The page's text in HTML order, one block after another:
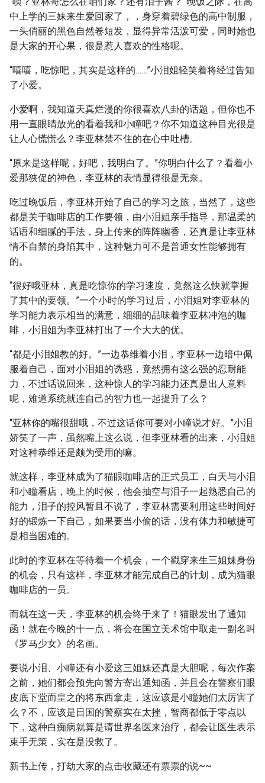
中上学的三妹来生爱回家了，，身穿着碧绿色的高中制服，
一头俏丽的黑色自然卷短发，显得异常活泼可爱，同时她也
是大家的开心果，很是惹人喜欢的性格呢。
“嘻嘻，吃惊吧，其实是这样的……”小泪姐轻笑着将经过告知
了小爱。
小爱啊，我知道天真烂漫的你很喜欢八卦的话题，但你也不
用一直眼睛放光的看着我和小瞳吧？你不知道这种目光很是
让人心慌慌么？李亚林禁不住的在心中吐槽。
“原来是这样呢，好吧，我明白了。”你明白什么了？看着小
爱那狭促的神色，李亚林的表情显得很是无奈。
吃过晚饭后，李亚林开始了自己的学习之旅，当然了，这些
都是关于咖啡店的工作要领，由小泪姐亲手指导，那温柔的
话语和细腻的手法，身上传来的阵阵幽香，还真是让李亚林
情不自禁的身陷其中，这种魅力可不是普通女性能够拥有
的。
“很好哦亚林，真是吃惊你的学习速度，竟然这么快就掌握
了其中的要领。”一个小时的学习过后，小泪姐对李亚林的
学习能力表示相当的满意，细细的品味着李亚林冲泡的咖
啡，小泪姐为李亚林打出了一个大大的优。
“都是小泪姐教的好。”一边恭维着小泪，李亚林一边暗中佩
服着自己，面对小泪姐的诱惑，竟然拥有这么强的忍耐能
力，不过话说回来，这种惊人的学习能力还真是出人意料
呢，难道系统就连自己的智力也一起提升了么？
“亚林你的嘴很甜哦，不过这话你可要对小瞳说才好。”小泪
娇笑了一声，虽然嘴上这么说，但李亚林看的出来，小泪姐
对这种恭维还是颇为受用的嘛。
就这样，李亚林成为了猫眼咖啡店的正式员工，白天与小泪
和小瞳看店，晚上的时候，他会抽空与泪子一起熟悉自己的
能力，泪子的控风暂且不说了，李亚林需要利用这些时间好
好的锻炼一下自己，如果要当小偷的话，没有体力和敏捷可
是相当困难的。
此时的李亚林在等待着一个机会，一个戳穿来生三姐妹身份
的机会，只有这样，李亚林才能完成自己的计划，成为猫眼
咖啡店的一员。
而就在这一天，李亚林的机会终于来了！猫眼发出了通知
函！就在今晚的十一点，将会在国立美术馆中取走一副名叫
《罗马少女》的名画。
要说小泪、小瞳还有小爱这三姐妹还真是大胆呢，每次作案
之前，她们都会预先向警方寄出通知函，并且会在警察们眼
皮底下堂而皇之的将东西拿走，这应该是小瞳她们太厉害了
么？不，应该是日国的警察实在太挫，智商都低于零点以
下，这种白痴病就算是请世界名医来治疗，都会让医生表示
束手无策，实在是没救了。
新书上传，打劫大家的点击收藏还有票票的说~~